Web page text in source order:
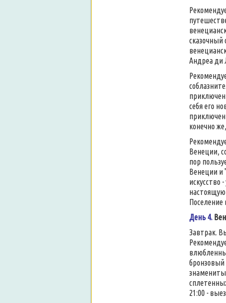
сказочный
Андреа ди
себя его
конечно
Венеции,
пор
Венеции и
искусство
настоящую
Поселение
День 4.
Завтрак.
бронзовый
21:00 -